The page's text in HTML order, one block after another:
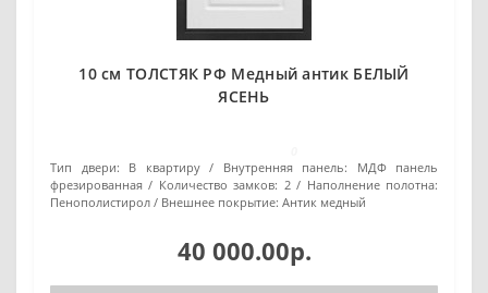
10 см ТОЛСТЯК РФ Медный антик БЕЛЫЙ
ЯСЕНЬ
Тип двери:
В квартиру Внутренняя панель:
МДФ панель
фрезированная
Количество замков: 2
Наполнение полотна:
Пенополистирол
Внешнее покрытие: Антик медный
40 000.00р.